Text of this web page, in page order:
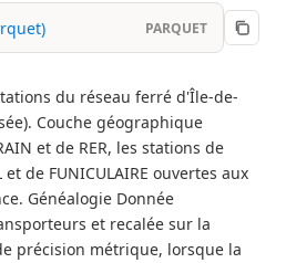
PARQUET
du réseau ferré d'Île-de-
Couche géographique
et de RER, les stations de
et de FUNICULAIRE ouvertes aux
Généalogie Donnée
et recalée sur la
précision métrique, lorsque la